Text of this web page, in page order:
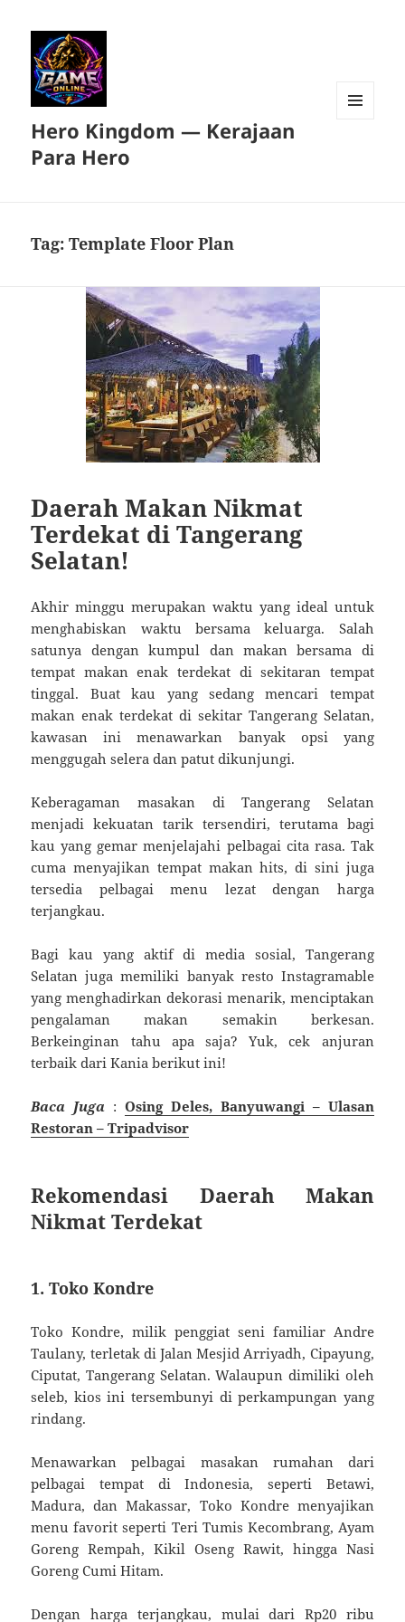
Hero Kingdom — Kerajaan
Para Hero
Tag:Template Floor Plan
Daerah Makan Nikmat
Terdekat di Tangerang
Selatan!
Akhir minggu merupakan waktu yang ideal untuk
menghabiskan waktu bersama keluarga. Salah
satunya dengan kumpul dan makan bersama di
tempat makan enak terdekat di sekitaran tempat
tinggal. Buat kau yang sedang mencari tempat
makan enak terdekat di sekitar Tangerang Selatan,
kawasan ini menawarkan banyak opsi yang
menggugah selera dan patut dikunjungi.
Keberagaman masakan di Tangerang Selatan
menjadi kekuatan tarik tersendiri, terutama bagi
kau yang gemar menjelajahi pelbagai cita rasa. Tak
cuma menyajikan tempat makan hits, di sini juga
tersedia pelbagai menu lezat dengan harga
terjangkau.
Bagi kau yang aktif di media sosial, Tangerang
Selatan juga memiliki banyak resto Instagramable
yang menghadirkan dekorasi menarik, menciptakan
pengalaman makan semakin berkesan.
Berkeinginan tahu apa saja? Yuk, cek anjuran
terbaik dari Kania berikut ini!
Baca Juga :Osing Deles, Banyuwangi – Ulasan
Restoran – Tripadvisor
Rekomendasi Daerah Makan
Nikmat Terdekat
1. Toko Kondre
Toko Kondre, milik penggiat seni familiar Andre
Taulany, terletak di Jalan Mesjid Arriyadh, Cipayung,
Ciputat, Tangerang Selatan. Walaupun dimiliki oleh
seleb, kios ini tersembunyi di perkampungan yang
rindang.
Menawarkan pelbagai masakan rumahan dari
pelbagai tempat di Indonesia, seperti Betawi,
Madura, dan Makassar, Toko Kondre menyajikan
menu favorit seperti Teri Tumis Kecombrang, Ayam
Goreng Rempah, Kikil Oseng Rawit, hingga Nasi
Goreng Cumi Hitam.
Dengan harga terjangkau, mulai dari Rp20 ribu